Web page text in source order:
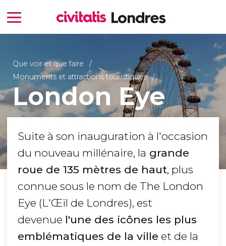
Que voir et que faire
Monuments et attractions touristiques
London Eye
Suite à son inauguration à l'occasion
du nouveau millénaire, la grande
roue de 135 mètres de haut, plus
connue sous le nom de The London
Eye (L'Œil de Londres), est
devenue l'une des icônes les plus
emblématiques de la ville et de la